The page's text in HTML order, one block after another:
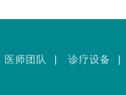
医师团队 诊疗设备